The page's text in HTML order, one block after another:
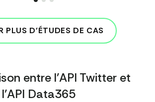
PLUS D'ÉTUDES DE CAS
entre l'API Twitter et
l'API Data365